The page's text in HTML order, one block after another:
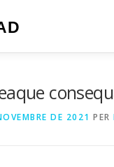
DE 2021 PER